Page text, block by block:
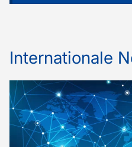
Internationale